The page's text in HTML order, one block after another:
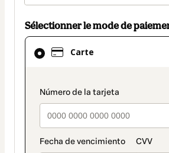
Sélectionner le mode de
Carte
Carte
sélectionné
paiement